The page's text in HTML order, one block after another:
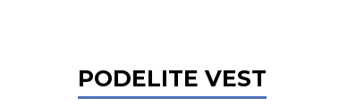
PODELITE VEST